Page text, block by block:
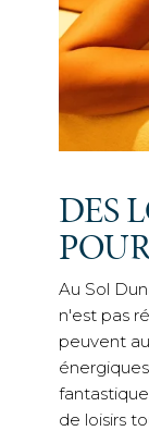
DES
Au Sol
n'est pas
peuvent
de loisirs